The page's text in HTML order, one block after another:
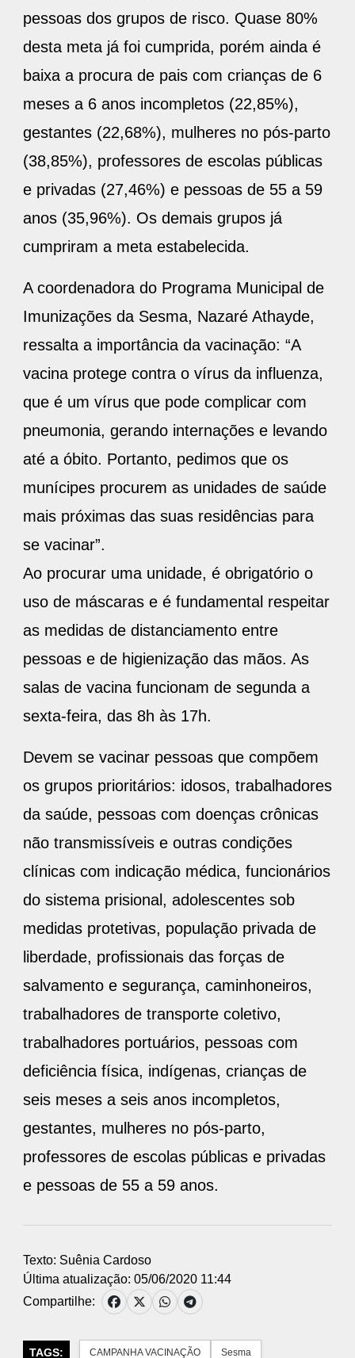
pessoas dos grupos de risco. Quase 80%
desta meta já foi cumprida, porém ainda é
baixa a procura de pais com crianças de 6
meses a 6 anos incompletos (22,85%),
gestantes (22,68%), mulheres no pós-parto
(38,85%), professores de escolas públicas
e privadas (27,46%) e pessoas de 55 a 59
anos (35,96%). Os demais grupos já
cumpriram a meta estabelecida.
A coordenadora do Programa Municipal de
Imunizações da Sesma, Nazaré Athayde,
ressalta a importância da vacinação: “A
vacina protege contra o vírus da influenza,
que é um vírus que pode complicar com
pneumonia, gerando internações e levando
até a óbito. Portanto, pedimos que os
munícipes procurem as unidades de saúde
mais próximas das suas residências para
se vacinar”.
Ao procurar uma unidade, é obrigatório o
uso de máscaras e é fundamental respeitar
as medidas de distanciamento entre
pessoas e de higienização das mãos. As
salas de vacina funcionam de segunda a
sexta-feira, das 8h às 17h.
Devem se vacinar pessoas que compõem
os grupos prioritários: idosos, trabalhadores
da saúde, pessoas com doenças crônicas
não transmissíveis e outras condições
clínicas com indicação médica, funcionários
do sistema prisional, adolescentes sob
medidas protetivas, população privada de
liberdade, profissionais das forças de
salvamento e segurança, caminhoneiros,
trabalhadores de transporte coletivo,
trabalhadores portuários, pessoas com
deficiência física, indígenas, crianças de
seis meses a seis anos incompletos,
gestantes, mulheres no pós-parto,
professores de escolas públicas e privadas
e pessoas de 55 a 59 anos.
Texto: Suênia Cardoso
Última atualização: 05/06/2020 11:44
Compartilhe:
TAGS: CAMPANHA VACINAÇÃO Sesma